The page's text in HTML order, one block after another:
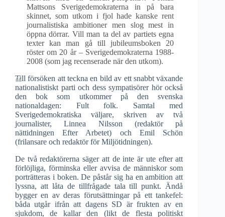
Mattsons Sverigedemokraterna in på bara
skinnet, som utkom i fjol hade kanske rent
journalistiska ambitioner men slog mest in
öppna dörrar. Vill man ta del av partiets egna
texter kan man gå till jubileumsboken 20
röster om 20 år – Sverigedemokraterna 1988-
2008 (som jag recenserade när den utkom).
Till försöken att teckna en bild av ett snabbt växande
nationalistiskt parti och dess sympatisörer hör också
den bok som utkommer på den svenska
nationaldagen: Fult folk. Samtal med
Sverigedemokratiska väljare, skriven av två
journalister, Linnea Nilsson (redaktör på
nättidningen Efter Arbetet) och Emil Schön
(frilansare och redaktör för Miljötidningen).
De två redaktörerna säger att de inte är ute efter att
förlöjliga, förminska eller avvisa de människor som
porträtteras i boken. De påstår sig ha en ambition att
lyssna, att låta de tillfrågade tala till punkt. Ändå
bygger en av deras förutsättningar på ett tankefel:
båda utgår ifrån att dagens SD är frukten av en
sjukdom, de kallar den (likt de flesta politiskt